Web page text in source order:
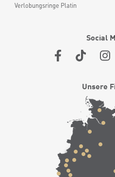
Verlobungsringe Platin
Social
Unsere